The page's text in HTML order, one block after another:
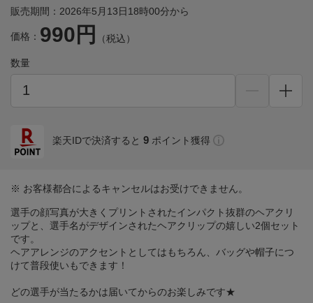
販売期間：2026年5月13日18時00分から
価格： 990円 （税込）
数量
楽天IDで決済すると 9 ポイント獲得
※ お客様都合によるキャンセルはお受けできません。
選手の顔写真が大きくプリントされたインパクト抜群のヘアクリ
ップと、選手名がデザインされたヘアクリップの嬉しい2個セット
です。
ヘアアレンジのアクセントとしてはもちろん、バッグや帽子につ
けて普段使いもできます！
どの選手が当たるかは届いてからのお楽しみです★